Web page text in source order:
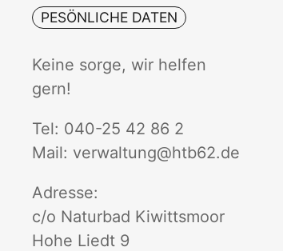
PESÖNLICHE DATEN
Keine sorge, wir helfen
gern!
Tel: 040-25 42 86 2
Mail: verwaltung@htb62.de
Adresse:
c/o Naturbad Kiwittsmoor
Hohe Liedt 9